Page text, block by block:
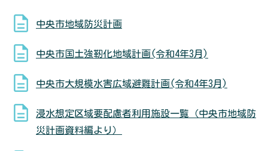
中央市地域防災計画
中央市国土強靭化地域計画(令和4年3月)
中央市大規模水害広域避難計画(令和4年3月)
浸水想定区域要配慮者利用施設一覧（中央市地域防
災計画資料編より）